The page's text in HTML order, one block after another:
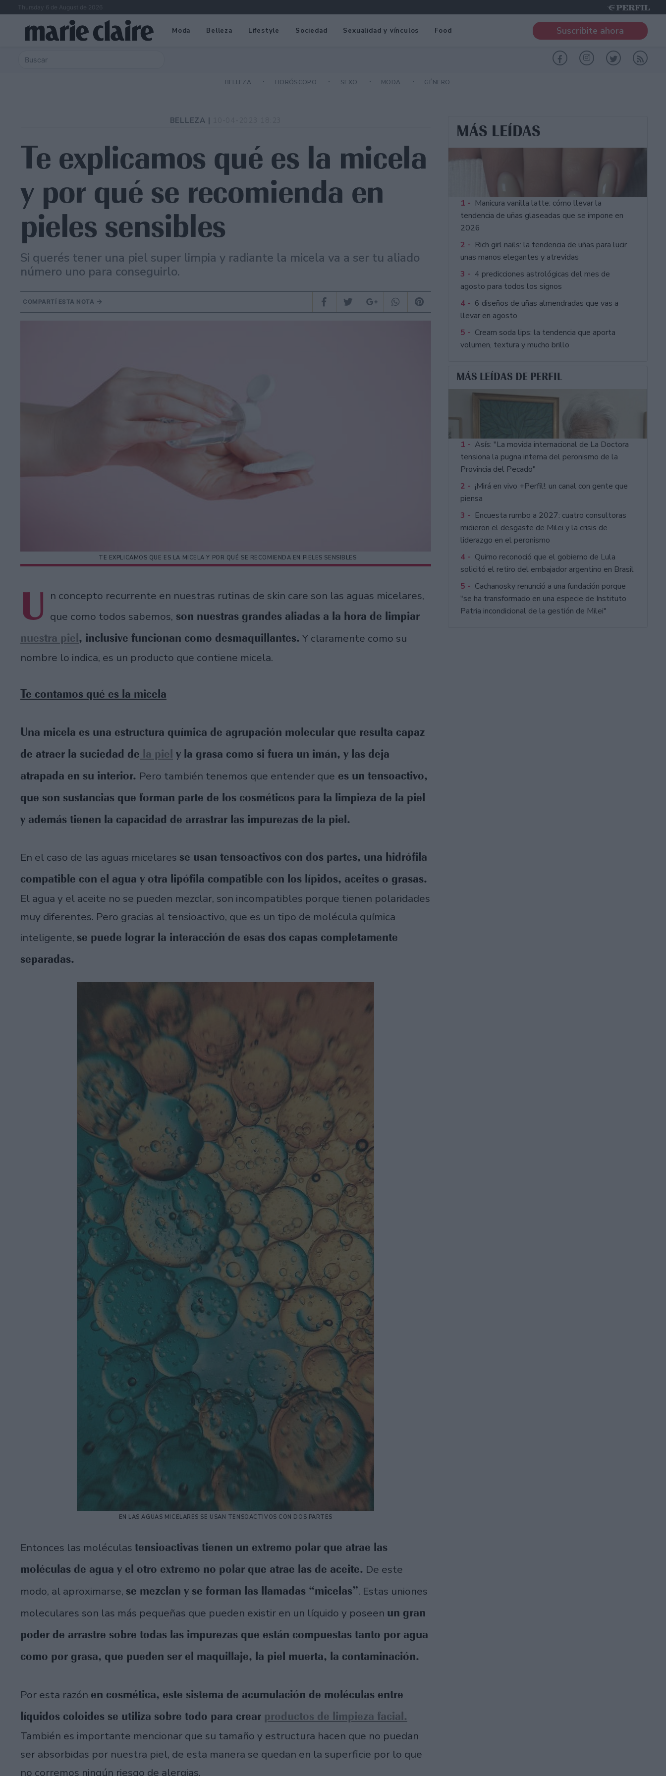
Thursday 6 de August de 2026
Moda Belleza Lifestyle Sociedad Sexualidad y vínculos Food Suscribite ahora
BELLEZA HORÓSCOPO SEXO MODA GÉNERO
BELLEZA |
Te explicamos qué es la micela
y por qué se recomienda en
pieles sensibles
Si querés tener una piel super limpia y radiante la micela va a ser tu aliado
número uno para conseguirlo.
COMPARTÍ ESTA NOTA
TE EXPLICAMOS QUE ES LA MICELA Y POR QUÉ SE RECOMIENDA EN PIELES SENSIBLES
U n concepto recurrente en nuestras rutinas de skin care son las aguas micelares,
que como todos sabemos, son nuestras grandes aliadas a la hora de limpiar
nuestra piel, inclusive funcionan como desmaquillantes. Y claramente como su
nombre lo indica, es un producto que contiene micela.
Te contamos qué es la micela
Una micela es una estructura química de agrupación molecular que resulta capaz
de atraer la suciedad de la piel y la grasa como si fuera un imán, y las deja
atrapada en su interior. Pero también tenemos que entender que es un tensoactivo,
que son sustancias que forman parte de los cosméticos para la limpieza de la piel
y además tienen la capacidad de arrastrar las impurezas de la piel.
En el caso de las aguas micelares se usan tensoactivos con dos partes, una hidrófila
compatible con el agua y otra lipófila compatible con los lípidos, aceites o grasas.
El agua y el aceite no se pueden mezclar, son incompatibles porque tienen polaridades
muy diferentes. Pero gracias al tensioactivo, que es un tipo de molécula química
inteligente, se puede lograr la interacción de esas dos capas completamente
separadas.
EN LAS AGUAS MICELARES SE USAN TENSOACTIVOS CON DOS PARTES
Entonces las moléculas tensioactivas tienen un extremo polar que atrae las
moléculas de agua y el otro extremo no polar que atrae las de aceite. De este
modo, al aproximarse, se mezclan y se forman las llamadas “micelas”. Estas uniones
moleculares son las más pequeñas que pueden existir en un líquido y poseen un gran
poder de arrastre sobre todas las impurezas que están compuestas tanto por agua
como por grasa, que pueden ser el maquillaje, la piel muerta, la contaminación.
Por esta razón en cosmética, este sistema de acumulación de moléculas entre
líquidos coloides se utiliza sobre todo para crear productos de limpieza facial.
También es importante mencionar que su tamaño y estructura hacen que no puedan
ser absorbidas por nuestra piel, de esta manera se quedan en la superficie por lo que
no corremos ningún riesgo de alergias.
MÁS LEÍDAS
1 - Manicura vanilla latte: cómo llevar la
tendencia de uñas glaseadas que se impone en
2026
2 - Rich girl nails: la tendencia de uñas para lucir
unas manos elegantes y atrevidas
3 - 4 predicciones astrológicas del mes de
agosto para todos los signos
4 - 6 diseños de uñas almendradas que vas a
llevar en agosto
5 - Cream soda lips: la tendencia que aporta
volumen, textura y mucho brillo
MÁS LEÍDAS DE PERFIL
1 - Asís: "La movida internacional de La Doctora
tensiona la pugna interna del peronismo de la
Provincia del Pecado"
2 - ¡Mirá en vivo +Perfil!: un canal con gente que
piensa
3 - Encuesta rumbo a 2027: cuatro consultoras
midieron el desgaste de Milei y la crisis de
liderazgo en el peronismo
4 - Quirno reconoció que el gobierno de Lula
solicitó el retiro del embajador argentino en Brasil
5 - Cachanosky renunció a una fundación porque
"se ha transformado en una especie de Instituto
Patria incondicional de la gestión de Milei"